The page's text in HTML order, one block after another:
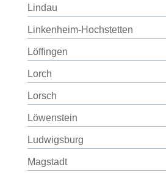
Lindau
Linkenheim-Hochstetten
Löffingen
Lorch
Lorsch
Löwenstein
Ludwigsburg
Magstadt